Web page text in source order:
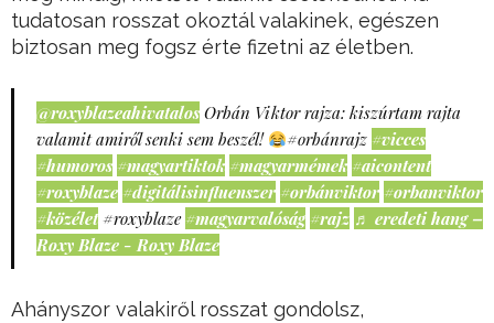
tudatosan rosszat okoztál valakinek, egészen
biztosan meg fogsz érte fizetni az életben.
@roxyblazeahivatalos Orbán Viktor rajza: kiszúrtam rajta
valamit amiről senki sem beszél!
#orbánrajz #vicces
#humoros #magyartiktok #magyarmémek #aicontent
#roxyblaze #digitálisinfluenszer #orbánviktor #orbanviktor
#közélet #roxyblaze #magyarvalóság #rajz ♬ eredeti hang –
Roxy Blaze - Roxy Blaze
Ahányszor valakiről rosszat gondolsz,